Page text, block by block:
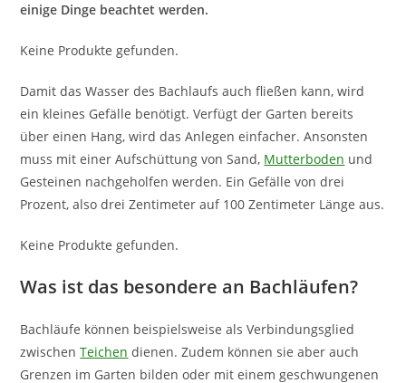
einige Dinge beachtet werden.
Keine Produkte gefunden.
Damit das Wasser des Bachlaufs auch fließen kann, wird
ein kleines Gefälle benötigt. Verfügt der Garten bereits
über einen Hang, wird das Anlegen einfacher. Ansonsten
muss mit einer Aufschüttung von Sand, Mutterboden und
Gesteinen nachgeholfen werden. Ein Gefälle von drei
Prozent, also drei Zentimeter auf 100 Zentimeter Länge aus.
Keine Produkte gefunden.
Was ist das besondere an Bachläufen?
Bachläufe können beispielsweise als Verbindungsglied
zwischenTeichen dienen. Zudem können sie aber auch
Grenzen im Garten bilden oder mit einem geschwungenen